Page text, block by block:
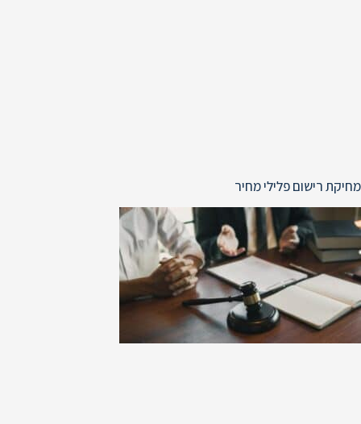
מחיקת רישום פלילי מחיר